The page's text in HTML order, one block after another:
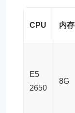
CPU 内存
E5
2650
8G